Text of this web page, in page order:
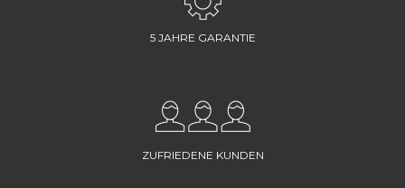
5 JAHRE GARANTIE
ZUFRIEDENE KUNDEN